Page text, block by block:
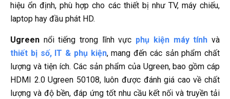
hiệu ổn định, phù hợp cho các thiết bị như TV, máy chiếu,
laptop hay đầu phát HD.
Ugreen nổi tiếng trong lĩnh vực phụ kiện máy tính và
thiết bị số, IT & phụ kiện, mang đến các sản phẩm chất
lượng và tiện ích. Các sản phẩm của Ugreen, bao gồm cáp
HDMI 2.0 Ugreen 50108, luôn được đánh giá cao về chất
lượng và độ bền, đáp ứng tốt nhu cầu kết nối và truyền tải